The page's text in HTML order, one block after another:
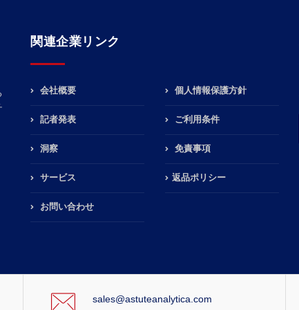
関連企業リンク
会社概要
記者発表
洞察
サービス
お問い合わせ
個人情報保護方針
ご利用条件
免責事項
返品ポリシー
sales@astuteanalytica.com